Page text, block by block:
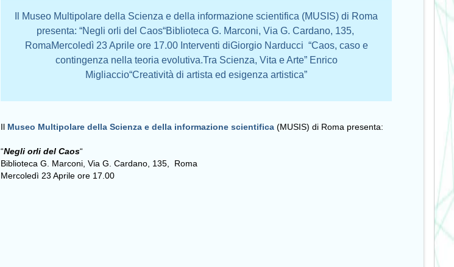
Il Museo Multipolare della Scienza e della informazione scientifica (MUSIS) di Roma
presenta: “Negli orli del Caos“Biblioteca G. Marconi, Via G. Cardano, 135,
RomaMercoledì 23 Aprile ore 17.00 Interventi diGiorgio Narducci “Caos, caso e
contingenza nella teoria evolutiva.Tra Scienza, Vita e Arte” Enrico
Migliaccio“Creatività di artista ed esigenza artistica”
Il Museo Multipolare della Scienza e della informazione scientifica (MUSIS) di Roma presenta:
“Negli orli del Caos“
Biblioteca G. Marconi, Via G. Cardano, 135, Roma
Mercoledì 23 Aprile ore 17.00